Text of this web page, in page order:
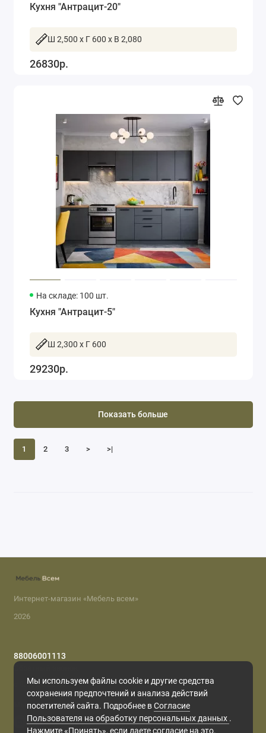
Кухня "Антрацит-20"
Ш 2,500 x Г 600 x В 2,080
26830р.
На складе: 100 шт.
Кухня "Антрацит-5"
Ш 2,300 x Г 600
29230р.
1 2 3 > >|
Показать больше
Мы используем файлы cookie и другие средства
сохранения предпочтений и анализа действий
посетителей сайта. Подробнее вСогласие
Пользователя на обработку персональных данных .
Нажмите «Принять», если даете согласие на это.
Интернет-магазин «Мебель всем»
2026
88006001113
Обратный звонок
с 8.00 до 22.00
Мы в сети